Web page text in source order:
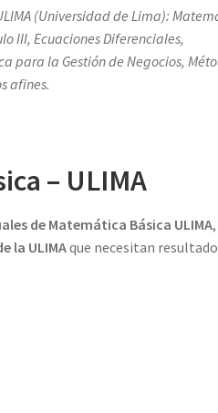
(Universidad de Lima):
III, Ecuaciones Diferenciales,
para la Gestión de Negocios,
afines.
– ULIMA
de Matemática Básica ULIMA,
la ULIMAque necesitan